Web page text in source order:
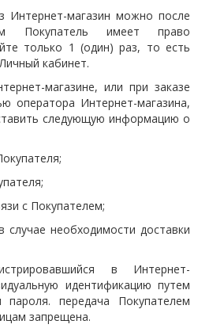
Интернет-магазин можно после
Покупатель имеет право
только 1 (один) раз, то есть
кабинет.
магазине, или при заказе
оператора Интернет-магазина,
следующую информацию о
с Покупателем;
случае необходимости доставки
в Интернет-
идентификацию путем
пароля. передача Покупателем
запрещена.